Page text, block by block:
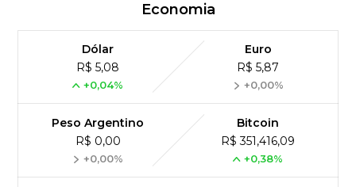
Economia
Dólar
R$ 5,08
+0,04%
Euro
R$ 5,87
+0,00%
Peso Argentino
R$ 0,00
+0,00%
Bitcoin
R$ 351,416,09
+0,38%